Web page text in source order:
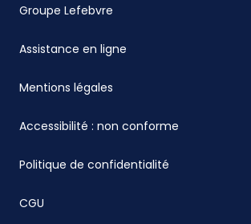
Groupe Lefebvre
Assistance en ligne
Mentions légales
Accessibilité : non conforme
Politique de confidentialité
CGU